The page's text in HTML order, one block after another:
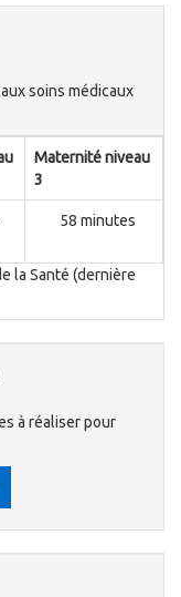
soins médicaux
Maternité niveau
3
58 minutes
la Santé (dernière
à réaliser pour